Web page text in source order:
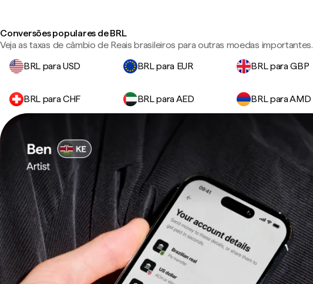
Conversões populares de BRL
Veja as taxas de câmbio de Reais brasileiros para outras moedas importantes.
BRL para USD
BRL para EUR BRL para GBP
BRL para CHF BRL para AED BRL para AMD